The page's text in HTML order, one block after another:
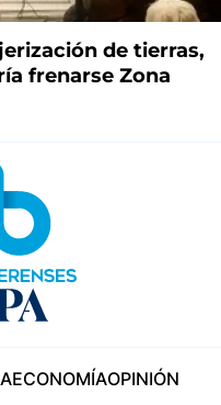
de tierras,
frenarse Zona
ECONOMÍAOPINIÓN